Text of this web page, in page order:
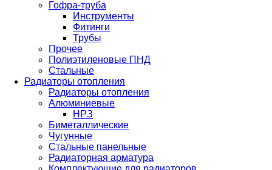
Гофра-труба
Инструменты
Фитинги
Трубы
Прочее
Полиэтиленовые ПНД
Стальные
Радиаторы отопления
Радиаторы отопления
Алюминиевые
НРЗ
Биметаллические
Чугунные
Стальные панельные
Радиаторная арматура